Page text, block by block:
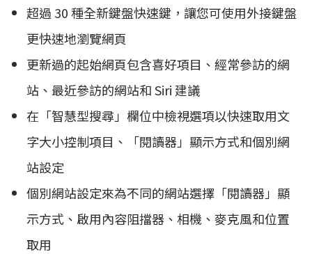
超過 30 種全新鍵盤快速鍵，讓您可使用外接鍵盤
更快速地瀏覽網頁
更新過的起始網頁包含喜好項目、經常參訪的網
站、最近參訪的網站和 Siri 建議
在「智慧型搜尋」欄位中檢視選項以快速取用文
字大小控制項目、「閱讀器」顯示方式和個別網
站設定
個別網站設定來為不同的網站選擇「閱讀器」顯
示方式、啟用內容阻擋器、相機、麥克風和位置
取用